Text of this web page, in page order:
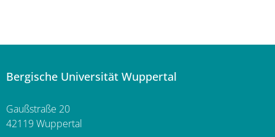
Bergische Universität Wuppertal
Gaußstraße 20
42119 Wuppertal